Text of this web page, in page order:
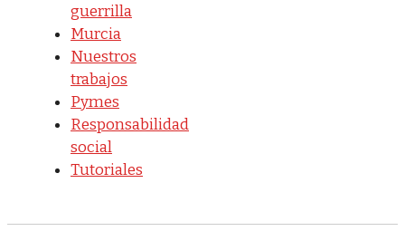
guerrilla
Murcia
Nuestros
trabajos
Pymes
Responsabilidad
social
Tutoriales